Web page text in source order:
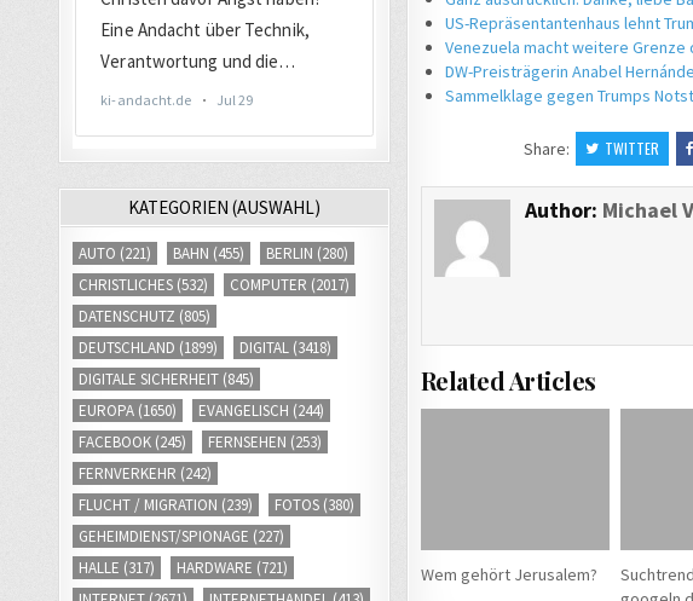
US-Repräsentantenhaus lehnt
Venezuela macht weitere Grenze
DW-Preisträgerin Anabel
Sammelklage gegen Trumps
Share: TWITTER
Author: Michael
Related Articles
Wem gehört Jerusalem?
KATEGORIEN (AUSWAHL)
AUTO (221) BAHN (455) BERLIN (280)
CHRISTLICHES (532) COMPUTER (2017)
DATENSCHUTZ (805)
DEUTSCHLAND (1899) DIGITAL (3418)
DIGITALE SICHERHEIT (845)
EUROPA (1650) EVANGELISCH (244)
FACEBOOK (245) FERNSEHEN (253)
FERNVERKEHR (242)
FLUCHT / MIGRATION (239) FOTOS (380)
GEHEIMDIENST/SPIONAGE (227)
HALLE (317) HARDWARE (721)